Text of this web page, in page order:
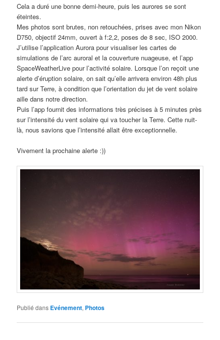
Cela a duré une bonne demi-heure, puis les aurores se sont
éteintes.
Mes photos sont brutes, non retouchées, prises avec mon Nikon
D750, objectif 24mm, ouvert à f:2,2, poses de 8 sec, ISO 2000.
J’utilise l’application Aurora pour visualiser les cartes de
simulations de l’arc auroral et la couverture nuageuse, et l’app
SpaceWeatherLive pour l’activité solaire. Lorsque l’on reçoit une
alerte d’éruption solaire, on sait qu’elle arrivera environ 48h plus
tard sur Terre, à condition que l’orientation du jet de vent solaire
aille dans notre direction.
Puis l’app fournit des informations très précises à 5 minutes près
sur l’intensité du vent solaire qui va toucher la Terre. Cette nuit-
là, nous savions que l’intensité allait être exceptionnelle.
Vivement la prochaine alerte :))
Publié dans Evénement, Photos